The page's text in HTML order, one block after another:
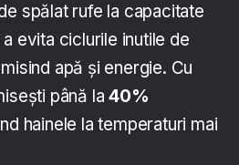
spălat rufe la capacitate
evita ciclurile inutile de
apă și energie. Cu
până la40%
hainele la temperaturi mai